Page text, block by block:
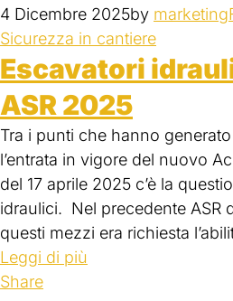
4 Dicembre 2025by marketing
Sicurezza in cantiere
Escavatori
ASR 2025
Tra i punti che hanno
l’entrata in vigore del nuovo
del 17 aprile 2025 c’è la
idraulici. Nel precedente ASR
questi mezzi era richiesta
Leggi di più
Share